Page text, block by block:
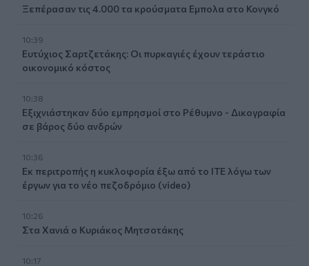
Ξεπέρασαν τις 4.000 τα κρούσματα Εμπολα στο Κονγκό
10:39
Ευτύχιος Σαρτζετάκης: Οι πυρκαγιές έχουν τεράστιο
οικονομικό κόστος
10:38
Εξιχνιάστηκαν δύο εμπρησμοί στο Ρέθυμνο - Δικογραφία
σε βάρος δύο ανδρών
10:36
Εκ περιτροπής η κυκλοφορία έξω από το ΙΤΕ λόγω των
έργων για το νέο πεζοδρόμιο (video)
10:26
Στα Χανιά ο Κυριάκος Μητσοτάκης
10:17